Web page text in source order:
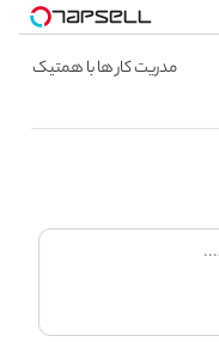
مدریت کار ها با همتیک